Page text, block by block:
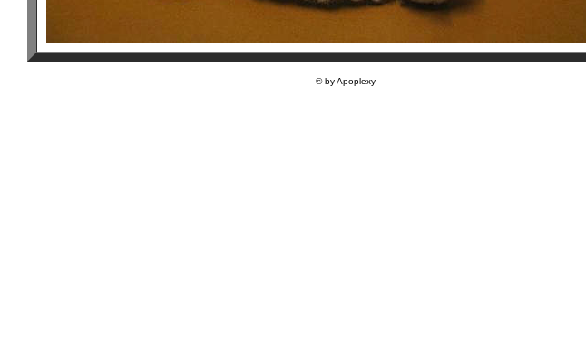
© by Apoplexy